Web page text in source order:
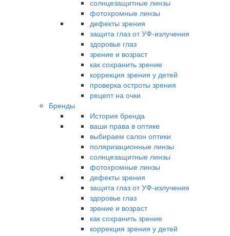
солнцезащитные линзы
фотохромные линзы
дефекты зрения
защита глаз от УФ-излучения
здоровье глаз
зрение и возраст
как сохранить зрение
коррекция зрения у детей
проверка остроты зрения
рецепт на очки
Бренды
История бренда
ваши права в оптике
выбираем салон оптики
поляризационные линзы
солнцезащитные линзы
фотохромные линзы
дефекты зрения
защита глаз от УФ-излучения
здоровье глаз
зрение и возраст
как сохранить зрение
коррекция зрения у детей